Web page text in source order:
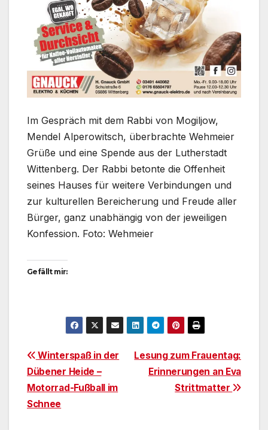
Im Gespräch mit dem Rabbi von Mogiljow,
Mendel Alperowitsch, überbrachte Wehmeier
Grüße und eine Spende aus der Lutherstadt
Wittenberg. Der Rabbi betonte die Offenheit
seines Hauses für weitere Verbindungen und
zur kulturellen Bereicherung und Freude aller
Bürger, ganz unabhängig von der jeweiligen
Konfession. Foto: Wehmeier
Gefällt mir:
Beitragsnavigation
Lesung zum Frauentag:
Erinnerungen an Eva
Strittmatter
Winterspaß in der
Dübener Heide –
Motorrad-Fußball im
Schnee